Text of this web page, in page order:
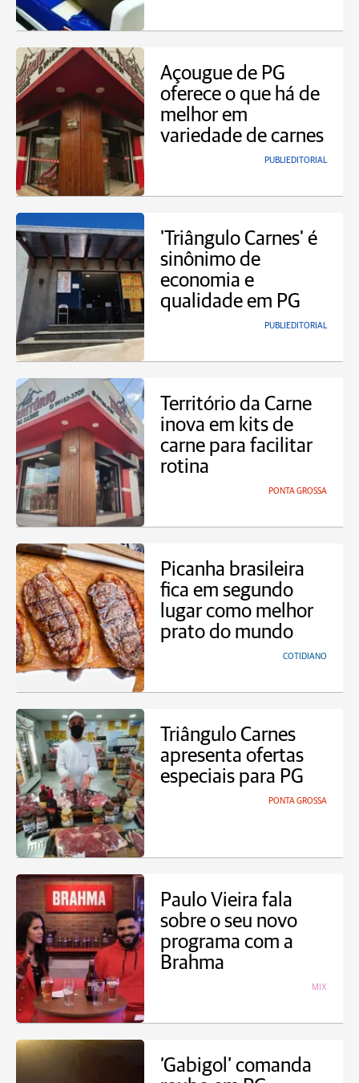
Açougue de PG
oferece o que há de
melhor em
variedade de carnes
PUBLIEDITORIAL
'Triângulo Carnes' é
sinônimo de
economia e
qualidade em PG
PUBLIEDITORIAL
Território da Carne
inova em kits de
carne para facilitar
rotina
PONTA GROSSA
Picanha brasileira
fica em segundo
lugar como melhor
prato do mundo
COTIDIANO
Triângulo Carnes
apresenta ofertas
especiais para PG
PONTA GROSSA
Paulo Vieira fala
sobre o seu novo
programa com a
Brahma
MIX
‘Gabigol’ comanda